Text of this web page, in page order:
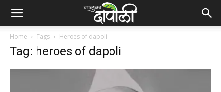
Home Tags Heroes of dapoli
Tag: heroes of dapoli